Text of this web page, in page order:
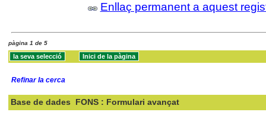
Enllaç permanent a aquest
pàgina 1 de 5
Refinar la cerca
Base de dades FONS : Formulari avançat